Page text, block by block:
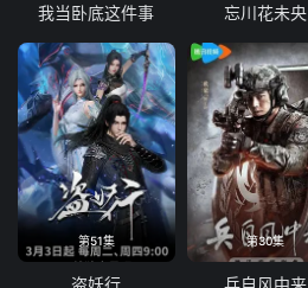
我当卧底这件事 忘川花未央
第51集 第30集